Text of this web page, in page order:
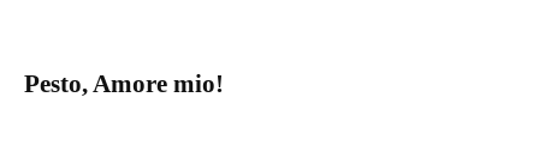
Pesto, Amore mio!